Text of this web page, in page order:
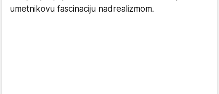
umetnikovu fascinaciju nadrealizmom.